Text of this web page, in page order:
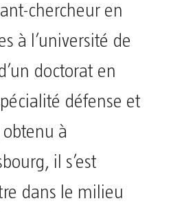
chercheur en
à l’université de
doctorat en
défense et
à
il s’est
dans le milieu